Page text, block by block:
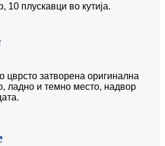
10 плускавци во кутија.
цврсто затворена оригинална
ладно и темно место, надвор